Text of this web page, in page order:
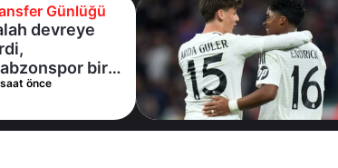
Günlüğü
devreye
bir
daha bitirdi
saat önce